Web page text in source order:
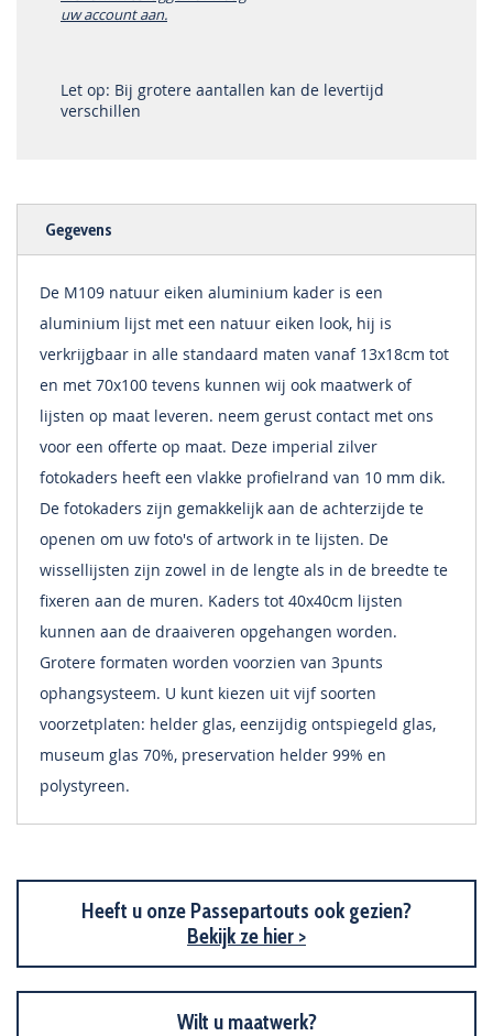
uw account aan.
Let op: Bij grotere aantallen kan de levertijd
verschillen
Gegevens
De M109 natuur eiken aluminium kader is een
aluminium lijst met een natuur eiken look, hij is
verkrijgbaar in alle standaard maten vanaf 13x18cm tot
en met 70x100 tevens kunnen wij ook maatwerk of
lijsten op maat leveren. neem gerust contact met ons
voor een offerte op maat. Deze imperial zilver
fotokaders heeft een vlakke profielrand van 10 mm dik.
De fotokaders zijn gemakkelijk aan de achterzijde te
openen om uw foto's of artwork in te lijsten. De
wissellijsten zijn zowel in de lengte als in de breedte te
fixeren aan de muren. Kaders tot 40x40cm lijsten
kunnen aan de draaiveren opgehangen worden.
Grotere formaten worden voorzien van 3punts
ophangsysteem. U kunt kiezen uit vijf soorten
voorzetplaten: helder glas, eenzijdig ontspiegeld glas,
museum glas 70%, preservation helder 99% en
polystyreen.
Heeft u onze Passepartouts ook gezien?
Bekijk ze hier >
Wilt u maatwerk?